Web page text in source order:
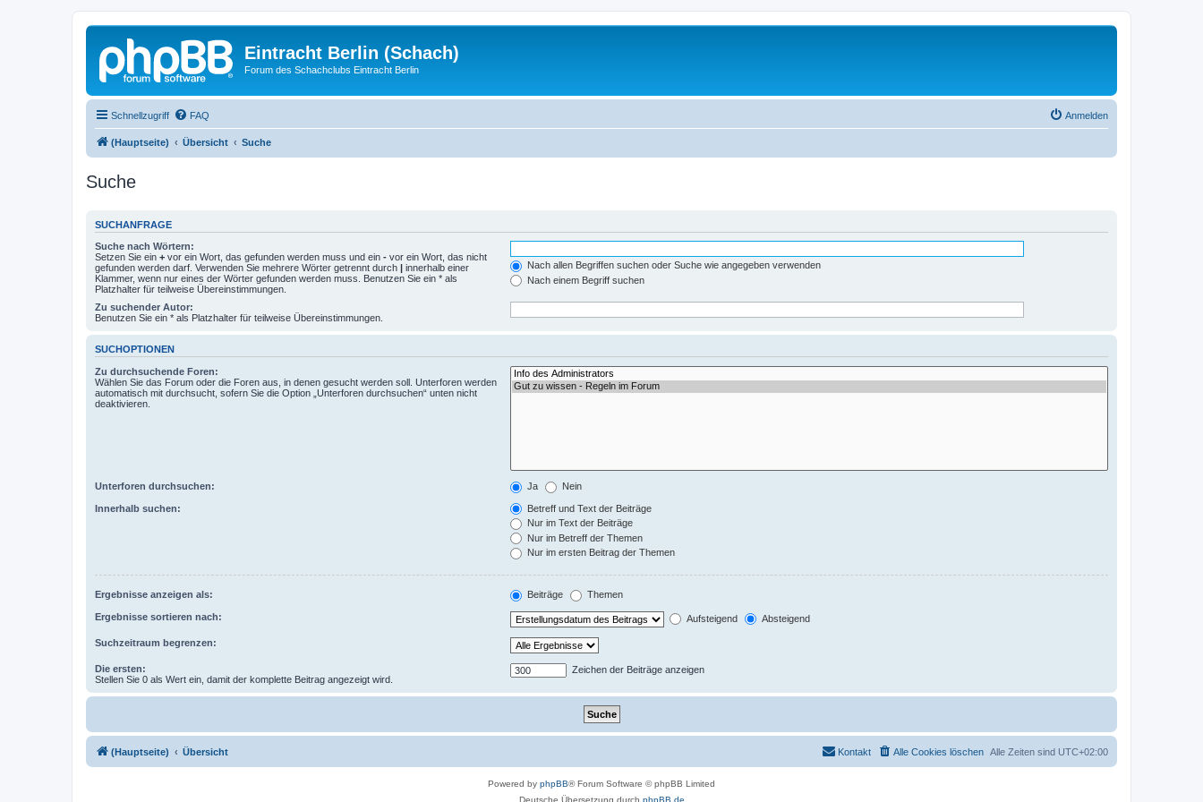
Eintracht Berlin (Schach)
Forum des Schachclubs Eintracht Berlin
Schnellzugriff FAQ Anmelden
(Hauptseite) Übersicht Suche
Suche
SUCHANFRAGE
Suche nach Wörtern:
Setzen Sie ein + vor ein Wort, das gefunden werden muss und ein - vor ein Wort, das nicht
gefunden werden darf. Verwenden Sie mehrere Wörter getrennt durch | innerhalb einer
Klammer, wenn nur eines der Wörter gefunden werden muss. Benutzen Sie ein * als
Platzhalter für teilweise Übereinstimmungen.
Nach allen Begriffen suchen oder Suche wie angegeben verwenden
Nach einem Begriff suchen
Zu suchender Autor:
Benutzen Sie ein * als Platzhalter für teilweise Übereinstimmungen.
SUCHOPTIONEN
Zu durchsuchende Foren:
Wählen Sie das Forum oder die Foren aus, in denen gesucht werden soll. Unterforen werden
automatisch mit durchsucht, sofern Sie die Option „Unterforen durchsuchen“ unten nicht
deaktivieren.
Unterforen durchsuchen: Ja Nein
Innerhalb suchen:
Betreff und Text der Beiträge
Nur im Text der Beiträge
Nur im Betreff der Themen
Nur im ersten Beitrag der Themen
Ergebnisse anzeigen als: Beiträge Themen
Ergebnisse sortieren nach: Aufsteigend Absteigend
Suchzeitraum begrenzen:
Die ersten:
Stellen Sie 0 als Wert ein, damit der komplette Beitrag angezeigt wird.
Zeichen der Beiträge anzeigen
(Hauptseite) Übersicht Alle Zeiten sind UTC+02:00
Alle Cookies löschen
Kontakt
Powered by phpBB® Forum Software © phpBB Limited
Deutsche Übersetzung durch phpBB.de